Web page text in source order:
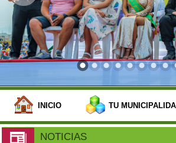
INICIO TU
NOTICIAS